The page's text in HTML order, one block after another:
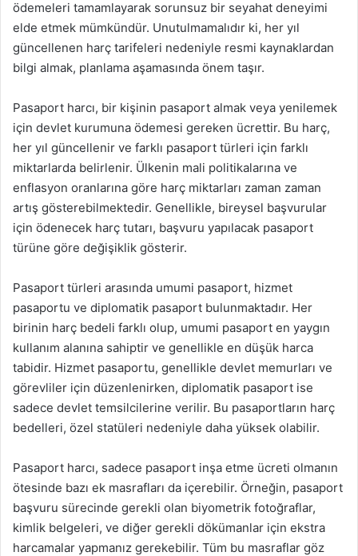
ödemeleri tamamlayarak sorunsuz bir seyahat deneyimi
elde etmek mümkündür. Unutulmamalıdır ki, her yıl
güncellenen harç tarifeleri nedeniyle resmi kaynaklardan
bilgi almak, planlama aşamasında önem taşır.
Pasaport harcı, bir kişinin pasaport almak veya yenilemek
için devlet kurumuna ödemesi gereken ücrettir. Bu harç,
her yıl güncellenir ve farklı pasaport türleri için farklı
miktarlarda belirlenir. Ülkenin mali politikalarına ve
enflasyon oranlarına göre harç miktarları zaman zaman
artış gösterebilmektedir. Genellikle, bireysel başvurular
için ödenecek harç tutarı, başvuru yapılacak pasaport
türüne göre değişiklik gösterir.
Pasaport türleri arasında umumi pasaport, hizmet
pasaportu ve diplomatik pasaport bulunmaktadır. Her
birinin harç bedeli farklı olup, umumi pasaport en yaygın
kullanım alanına sahiptir ve genellikle en düşük harca
tabidir. Hizmet pasaportu, genellikle devlet memurları ve
görevliler için düzenlenirken, diplomatik pasaport ise
sadece devlet temsilcilerine verilir. Bu pasaportların harç
bedelleri, özel statüleri nedeniyle daha yüksek olabilir.
Pasaport harcı, sadece pasaport inşa etme ücreti olmanın
ötesinde bazı ek masrafları da içerebilir. Örneğin, pasaport
başvuru sürecinde gerekli olan biyometrik fotoğraflar,
kimlik belgeleri, ve diğer gerekli dökümanlar için ekstra
harcamalar yapmanız gerekebilir. Tüm bu masraflar göz